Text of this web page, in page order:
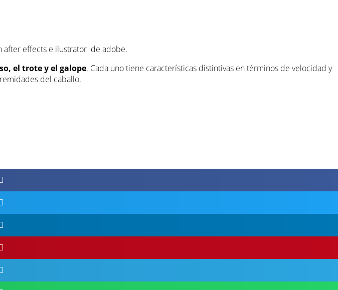
after effects e ilustrator de adobe.
el trote y el galope. Cada uno tiene características distintivas en términos de velocidad y
del caballo.